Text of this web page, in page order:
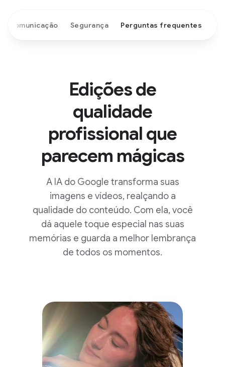
Comunicação Segurança Perguntas frequentes
Edições de
qualidade
profissional que
parecem mágicas
A IA do Google transforma suas
imagens e vídeos, realçando a
qualidade do conteúdo. Com ela, você
dá aquele toque especial nas suas
memórias e guarda a melhor lembrança
de todos os momentos.